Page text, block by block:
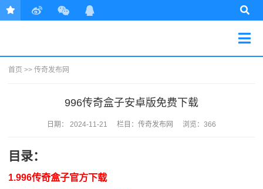
首页 >> 传奇发布网
996传奇盒子安卓版免费下载
日期： 2024-11-21 栏目： 传奇发布网 浏览：366
目录：
1.996传奇盒子官方下载